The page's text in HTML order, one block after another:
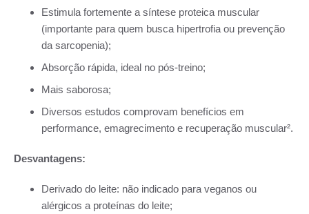
Estimula fortemente a síntese proteica muscular
(importante para quem busca hipertrofia ou prevenção
da sarcopenia);
Absorção rápida, ideal no pós-treino;
Mais saborosa;
Diversos estudos comprovam benefícios em
performance, emagrecimento e recuperação muscular².
Desvantagens:
Derivado do leite: não indicado para veganos ou
alérgicos a proteínas do leite;